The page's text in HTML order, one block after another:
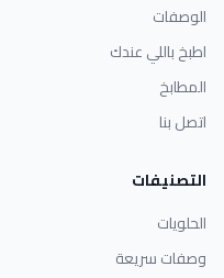
الوصفات
اطبخ باللي عندك
المطابخ
اتصل بنا
التصنيفات
الحلويات
وصفات سريعة